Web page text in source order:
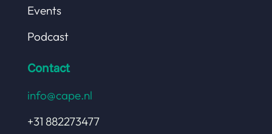
Events
Podcast
Contact
info@cape.nl
+31 882273477